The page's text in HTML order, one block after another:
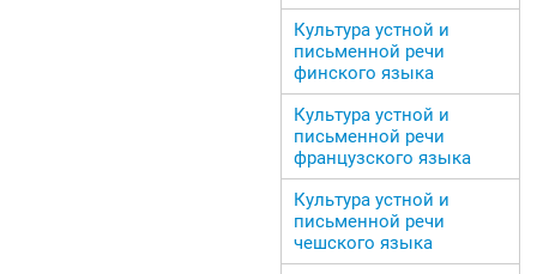
Культура устной и
письменной речи
финского языка
Культура устной и
письменной речи
французского языка
Культура устной и
письменной речи
чешского языка